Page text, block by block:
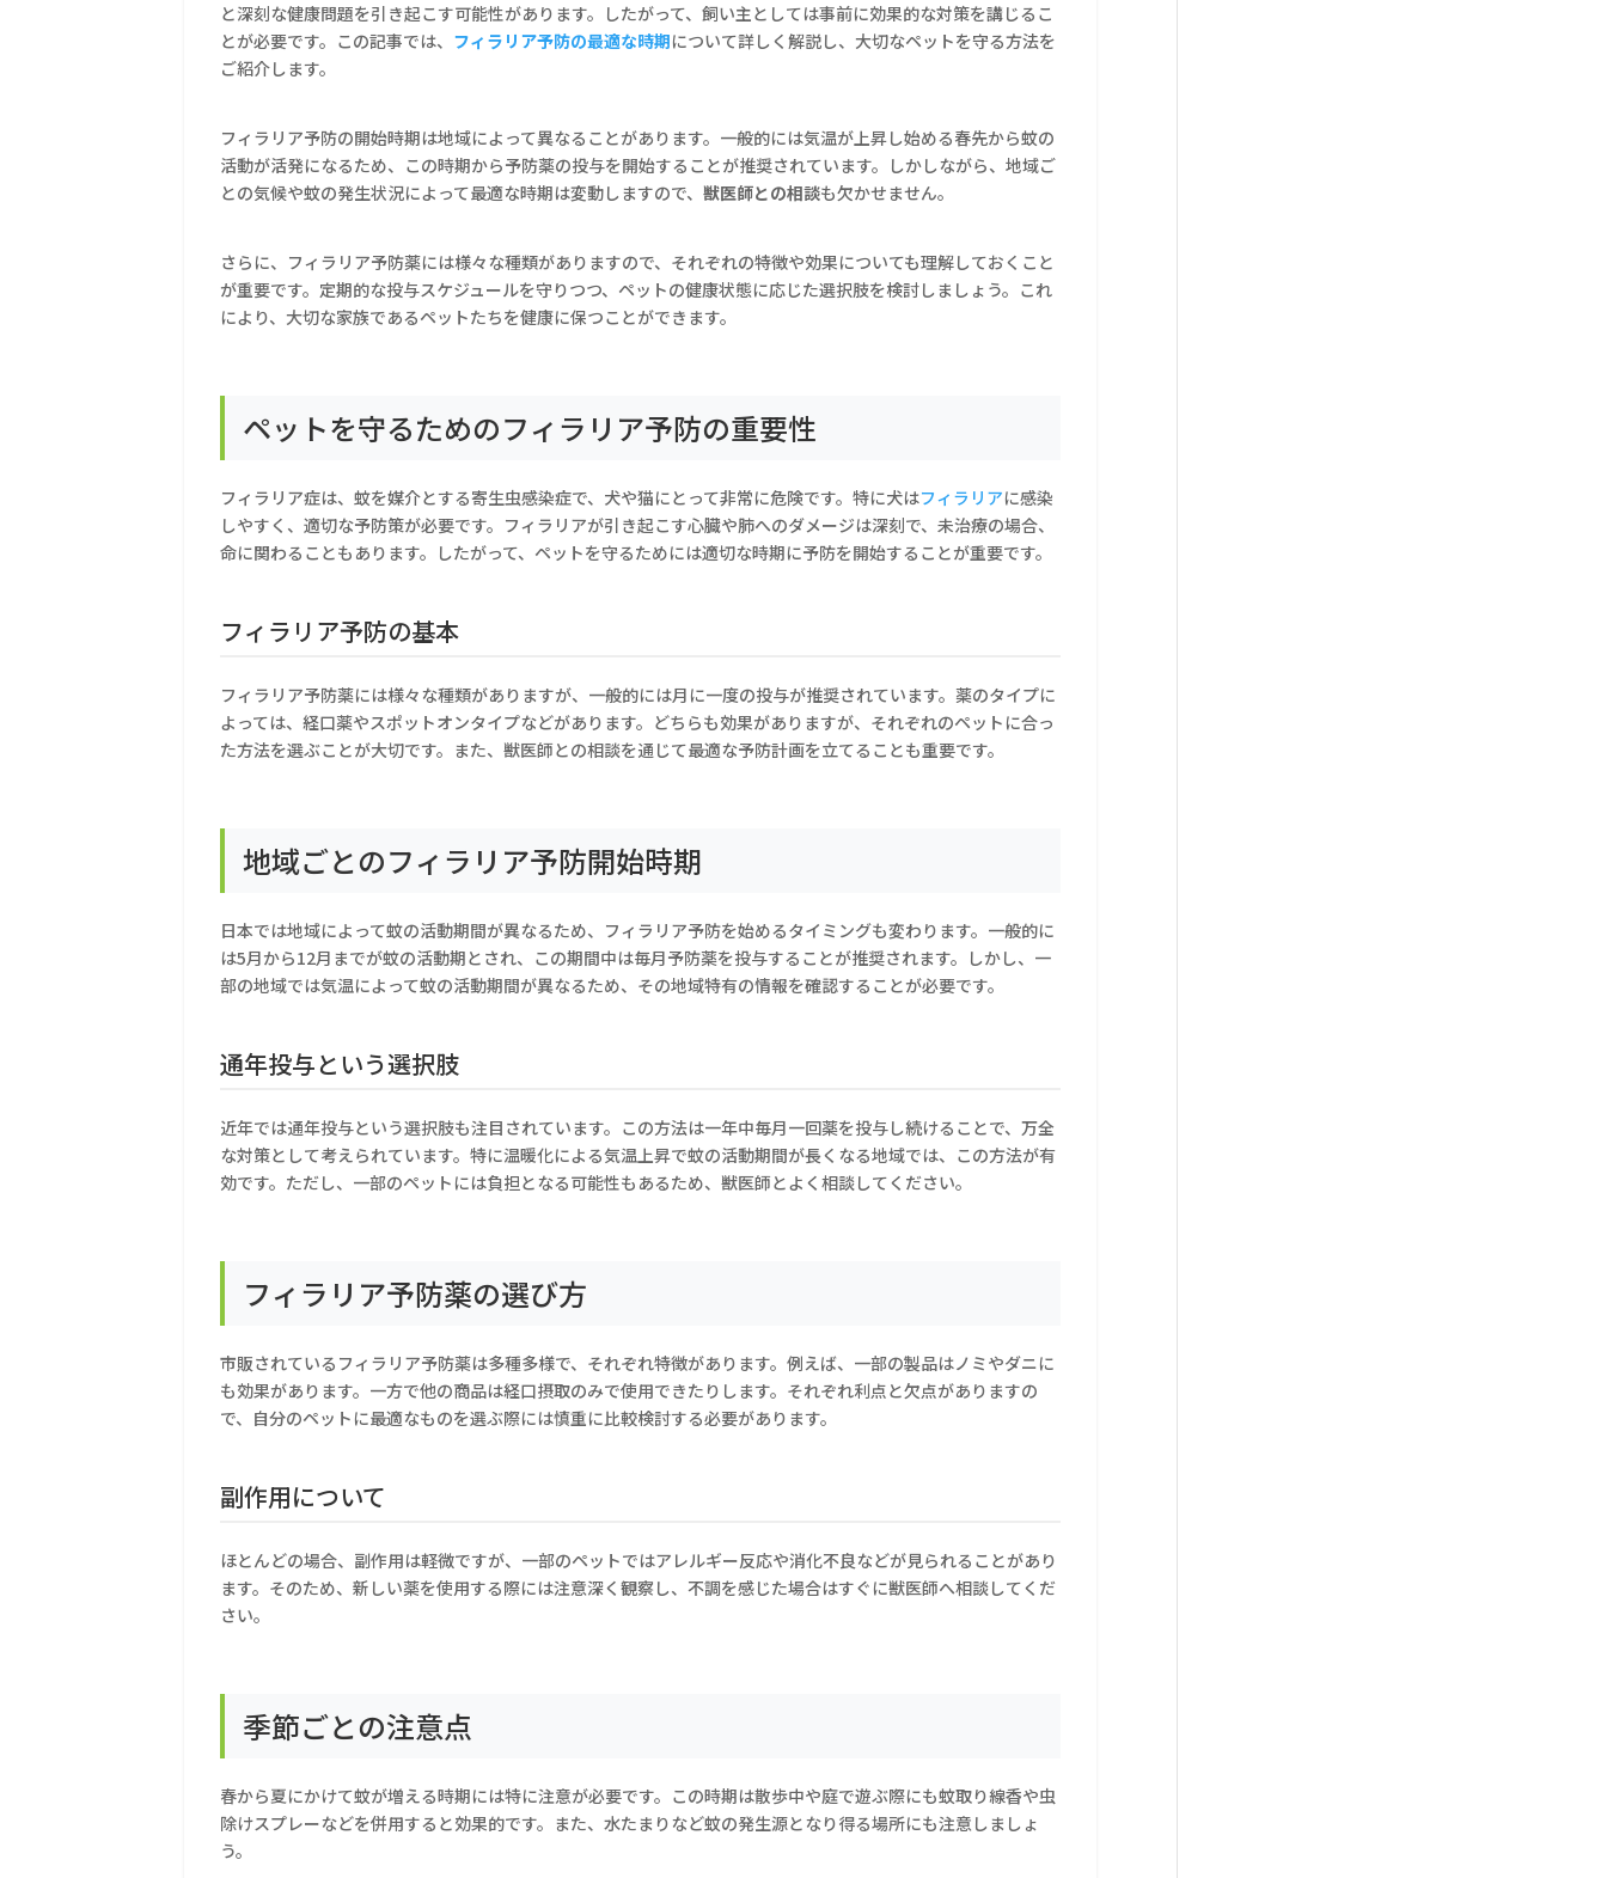
と深刻な健康問題を引き起こす可能性があります。したがって、飼い主としては事前に効果的な対策を講じるこ
とが必要です。この記事では、 フィラリア予防の最適な時期について詳しく解説し、大切なペットを守る方法を
ご紹介します。
フィラリア予防の開始時期は地域によって異なることがあります。一般的には気温が上昇し始める春先から蚊の
活動が活発になるため、この時期から予防薬の投与を開始することが推奨されています。しかしながら、地域ご
との気候や蚊の発生状況によって最適な時期は変動しますので、獣医師との相談も欠かせません。
さらに、フィラリア予防薬には様々な種類がありますので、それぞれの特徴や効果についても理解しておくこと
が重要です。定期的な投与スケジュールを守りつつ、ペットの健康状態に応じた選択肢を検討しましょう。これ
により、大切な家族であるペットたちを健康に保つことができます。
ペットを守るためのフィラリア予防の重要性
フィラリア症は、蚊を媒介とする寄生虫感染症で、犬や猫にとって非常に危険です。特に犬はフィラリアに感染
しやすく、適切な予防策が必要です。フィラリアが引き起こす心臓や肺へのダメージは深刻で、未治療の場合、
命に関わることもあります。したがって、ペットを守るためには適切な時期に予防を開始することが重要です。
フィラリア予防の基本
フィラリア予防薬には様々な種類がありますが、一般的には月に一度の投与が推奨されています。薬のタイプに
よっては、経口薬やスポットオンタイプなどがあります。どちらも効果がありますが、それぞれのペットに合っ
た方法を選ぶことが大切です。また、獣医師との相談を通じて最適な予防計画を立てることも重要です。
地域ごとのフィラリア予防開始時期
日本では地域によって蚊の活動期間が異なるため、フィラリア予防を始めるタイミングも変わります。一般的に
は5月から12月までが蚊の活動期とされ、この期間中は毎月予防薬を投与することが推奨されます。しかし、一
部の地域では気温によって蚊の活動期間が異なるため、その地域特有の情報を確認することが必要です。
通年投与という選択肢
近年では通年投与という選択肢も注目されています。この方法は一年中毎月一回薬を投与し続けることで、万全
な対策として考えられています。特に温暖化による気温上昇で蚊の活動期間が長くなる地域では、この方法が有
効です。ただし、一部のペットには負担となる可能性もあるため、獣医師とよく相談してください。
フィラリア予防薬の選び方
市販されているフィラリア予防薬は多種多様で、それぞれ特徴があります。例えば、一部の製品はノミやダニに
も効果があります。一方で他の商品は経口摂取のみで使用できたりします。それぞれ利点と欠点がありますの
で、自分のペットに最適なものを選ぶ際には慎重に比較検討する必要があります。
副作用について
ほとんどの場合、副作用は軽微ですが、一部のペットではアレルギー反応や消化不良などが見られることがあり
ます。そのため、新しい薬を使用する際には注意深く観察し、不調を感じた場合はすぐに獣医師へ相談してくだ
さい。
季節ごとの注意点
春から夏にかけて蚊が増える時期には特に注意が必要です。この時期は散歩中や庭で遊ぶ際にも蚊取り線香や虫
除けスプレーなどを併用すると効果的です。また、水たまりなど蚊の発生源となり得る場所にも注意しましょ
う。